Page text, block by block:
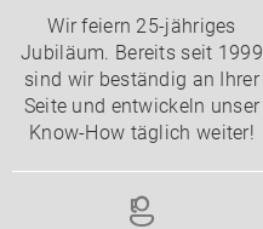
Wir feiern 25-jähriges
Jubiläum. Bereits seit 1999
sind wir beständig an Ihrer
Seite und entwickeln unser
Know-How täglich weiter!